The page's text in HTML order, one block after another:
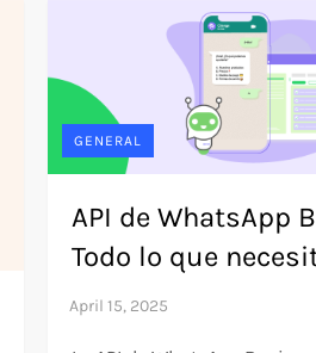
GENERAL
API de WhatsApp
Todo lo que